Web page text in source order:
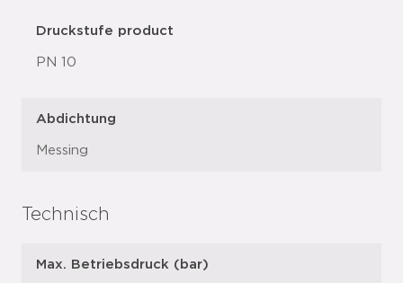
Druckstufe product
PN 10
Abdichtung
Messing
Technisch
Max. Betriebsdruck (bar)